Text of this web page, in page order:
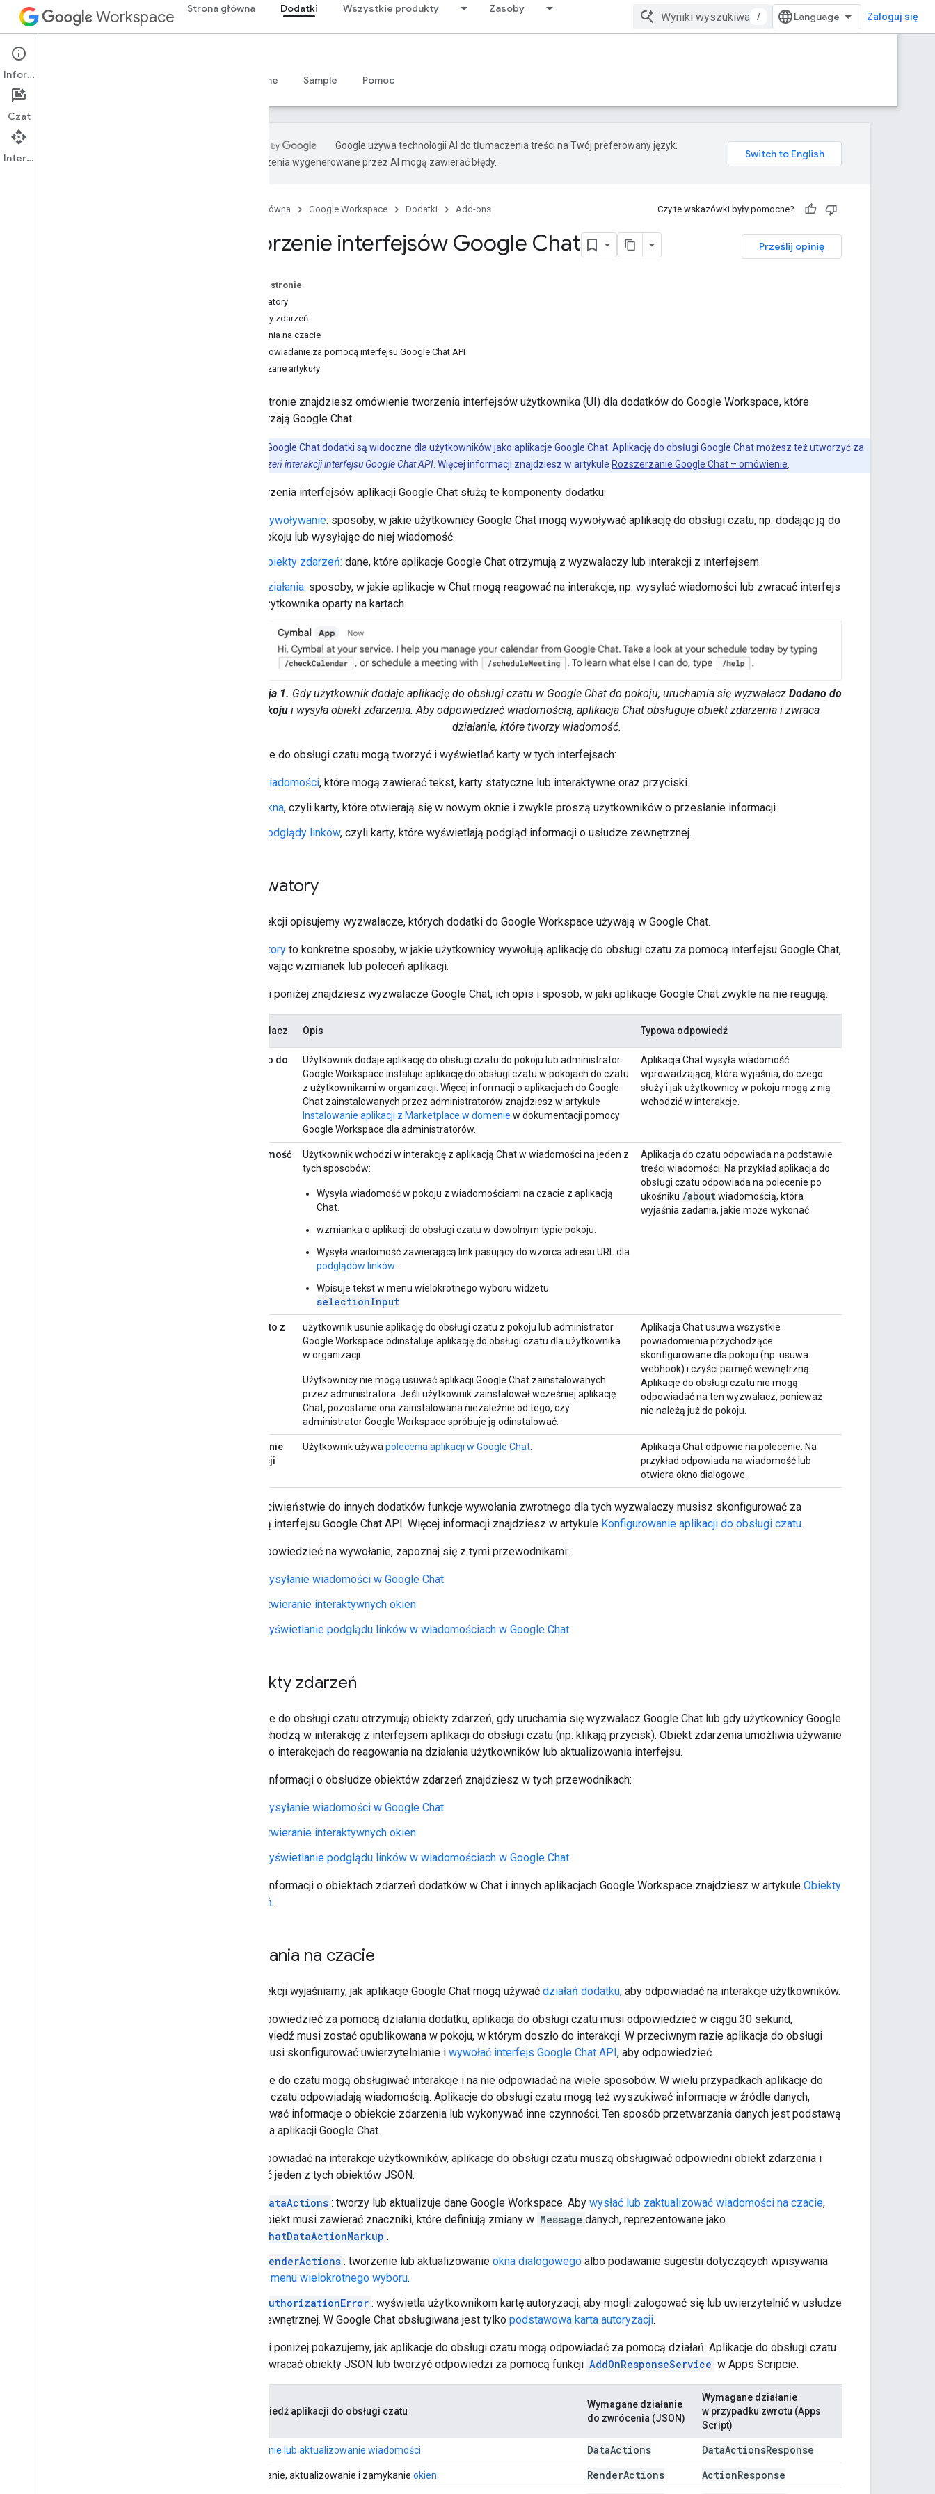
Workspace Strona główna Dodatki Wszystkie produkty Zasoby
/ Zaloguj się
Add-ons
Przegląd Materiały referencyjne Sample Pomoc
Google używa technologii AI do tłumaczenia treści na Twój preferowany język.
Tłumaczenia wygenerowane przez AI mogą zawierać błędy.
Strona główna Google Workspace Dodatki Add-ons Czy te wskazówki były pomocne?
Prześlij opinię
Tworzenie interfejsów Google Chat
Na tej stronie
Aktywatory
Obiekty zdarzeń
Działania na czacie
Odpowiadanie za pomocą interfejsu Google Chat API
Powiązane artykuły
Na tej stronie znajdziesz omówienie tworzenia interfejsów użytkownika (UI) dla dodatków do Google Workspace, które
rozszerzają Google Chat.
w Google Chat dodatki są widoczne dla użytkowników jako aplikacje Google Chat. Aplikację do obsługi Google Chat możesz też utworzyć za
wydarzeń interakcji interfejsu Google Chat API . Więcej informacji znajdziesz w artykule Rozszerzanie Google Chat – omówienie
Do tworzenia interfejsów aplikacji Google Chat służą te komponenty dodatku:
Wywoływanie: sposoby, w jakie użytkownicy Google Chat mogą wywoływać aplikację do obsługi czatu, np. dodając ją do
pokoju lub wysyłając do niej wiadomość.
Obiekty zdarzeń: dane, które aplikacje Google Chat otrzymują z wyzwalaczy lub interakcji z interfejsem.
Działania: sposoby, w jakie aplikacje w Chat mogą reagować na interakcje, np. wysyłać wiadomości lub zwracać interfejs
użytkownika oparty na kartach.
Ilustracja 1. Gdy użytkownik dodaje aplikację do obsługi czatu w Google Chat do pokoju, uruchamia się wyzwalacz Dodano do
pokojui wysyła obiekt zdarzenia. Aby odpowiedzieć wiadomością, aplikacja Chat obsługuje obiekt zdarzenia i zwraca
działanie, które tworzy wiadomość.
Aplikacje do obsługi czatu mogą tworzyć i wyświetlać karty w tych interfejsach:
Wiadomości, które mogą zawierać tekst, karty statyczne lub interaktywne oraz przyciski.
Okna, czyli karty, które otwierają się w nowym oknie i zwykle proszą użytkowników o przesłanie informacji.
Podglądy linków, czyli karty, które wyświetlają podgląd informacji o usłudze zewnętrznej.
Aktywatory
W tej sekcji opisujemy wyzwalacze, których dodatki do Google Workspace używają w Google Chat.
Aktywatory to konkretne sposoby, w jakie użytkownicy wywołują aplikację do obsługi czatu za pomocą interfejsu Google Chat,
np. używając wzmianek lub poleceń aplikacji.
W tabeli poniżej znajdziesz wyzwalacze Google Chat, ich opis i sposób, w jaki aplikacje Google Chat zwykle na nie reagują:
Wyzwalacz Opis Typowa odpowiedź
Dodano do
Użytkownik dodaje aplikację do obsługi czatu do pokoju lub administrator
Google Workspace instaluje aplikację do obsługi czatu w pokojach do czatu
z użytkownikami w organizacji. Więcej informacji o aplikacjach do Google
Chat zainstalowanych przez administratorów znajdziesz w artykule
Instalowanie aplikacji z Marketplace w domenie w dokumentacji pomocy
Google Workspace dla administratorów.
Aplikacja Chat wysyła wiadomość
wprowadzającą, która wyjaśnia, do czego
służy i jak użytkownicy w pokoju mogą z nią
wchodzić w interakcje.
Wiadomość
Użytkownik wchodzi w interakcję z aplikacją Chat w wiadomości na jeden z
tych sposobów:
Wysyła wiadomość w pokoju z wiadomościami na czacie z aplikacją
Chat.
wzmianka o aplikacji do obsługi czatu w dowolnym typie pokoju.
Wysyła wiadomość zawierającą link pasujący do wzorca adresu URL dla
podglądów linków
Wpisuje tekst w menu wielokrotnego wyboru widżetu
selectionInput
Aplikacja do czatu odpowiada na podstawie
treści wiadomości. Na przykład aplikacja do
obsługi czatu odpowiada na polecenie po
ukośniku /aboutwiadomością, która
wyjaśnia zadania, jakie może wykonać.
Usunięto z
użytkownik usunie aplikację do obsługi czatu z pokoju lub administrator
Google Workspace odinstaluje aplikację do obsługi czatu dla użytkownika
w organizacji.
Użytkownicy nie mogą usuwać aplikacji Google Chat zainstalowanych
przez administratora. Jeśli użytkownik zainstalował wcześniej aplikację
Chat, pozostanie ona zainstalowana niezależnie od tego, czy
administrator Google Workspace spróbuje ją odinstalować.
Aplikacja Chat usuwa wszystkie
powiadomienia przychodzące
skonfigurowane dla pokoju (np. usuwa
webhook) i czyści pamięć wewnętrzną.
Aplikacje do obsługi czatu nie mogą
odpowiadać na ten wyzwalacz, ponieważ
nie należą już do pokoju.
Polecenie
aplikacji
Użytkownik używa polecenia aplikacji w Google Chat
Aplikacja Chat odpowie na polecenie. Na
przykład odpowiada na wiadomość lub
otwiera okno dialogowe.
W przeciwieństwie do innych dodatków funkcje wywołania zwrotnego dla tych wyzwalaczy musisz skonfigurować za
pomocą interfejsu Google Chat API. Więcej informacji znajdziesz w artykule Konfigurowanie aplikacji do obsługi czatu.
Aby odpowiedzieć na wywołanie, zapoznaj się z tymi przewodnikami:
Wysyłanie wiadomości w Google Chat
Otwieranie interaktywnych okien
Wyświetlanie podglądu linków w wiadomościach w Google Chat
Obiekty zdarzeń
Aplikacje do obsługi czatu otrzymują obiekty zdarzeń, gdy uruchamia się wyzwalacz Google Chat lub gdy użytkownicy Google
Chat wchodzą w interakcję z interfejsem aplikacji do obsługi czatu (np. klikają przycisk). Obiekt zdarzenia umożliwia używanie
danych o interakcjach do reagowania na działania użytkowników lub aktualizowania interfejsu.
Więcej informacji o obsłudze obiektów zdarzeń znajdziesz w tych przewodnikach:
Wysyłanie wiadomości w Google Chat
Otwieranie interaktywnych okien
Wyświetlanie podglądu linków w wiadomościach w Google Chat
Więcej informacji o obiektach zdarzeń dodatków w Chat i innych aplikacjach Google Workspace znajdziesz w artykule Obiekty
zdarzeń.
Działania na czacie
W tej sekcji wyjaśniamy, jak aplikacje Google Chat mogą używać działań dodatku, aby odpowiadać na interakcje użytkowników.
Aby odpowiedzieć za pomocą działania dodatku, aplikacja do obsługi czatu musi odpowiedzieć w ciągu 30 sekund,
a odpowiedź musi zostać opublikowana w pokoju, w którym doszło do interakcji. W przeciwnym razie aplikacja do obsługi
czatu musi skonfigurować uwierzytelnianie i wywołać interfejs Google Chat API, aby odpowiedzieć.
Aplikacje do czatu mogą obsługiwać interakcje i na nie odpowiadać na wiele sposobów. W wielu przypadkach aplikacje do
obsługi czatu odpowiadają wiadomością. Aplikacje do obsługi czatu mogą też wyszukiwać informacje w źródle danych,
rejestrować informacje o obiekcie zdarzenia lub wykonywać inne czynności. Ten sposób przetwarzania danych jest podstawą
działania aplikacji Google Chat.
Aby odpowiadać na interakcje użytkowników, aplikacje do obsługi czatu muszą obsługiwać odpowiedni obiekt zdarzenia i
zwracać jeden z tych obiektów JSON:
DataActions : tworzy lub aktualizuje dane Google Workspace. Aby wysłać lub zaktualizować wiadomości na czacie,
obiekt musi zawierać znaczniki, które definiują zmiany w Message danych, reprezentowane jako
chatDataActionMarkup .
RenderActions : tworzenie lub aktualizowanie okna dialogowego albo podawanie sugestii dotyczących wpisywania
menu wielokrotnego wyboru.
AuthorizationError : wyświetla użytkownikom kartę autoryzacji, aby mogli zalogować się lub uwierzytelnić w usłudze
zewnętrznej. W Google Chat obsługiwana jest tylko podstawowa karta autoryzacji.
W tabeli poniżej pokazujemy, jak aplikacje do obsługi czatu mogą odpowiadać za pomocą działań. Aplikacje do obsługi czatu
mogą zwracać obiekty JSON lub tworzyć odpowiedzi za pomocą funkcji AddOnResponseService w Apps Scripcie.
Odpowiedź aplikacji do obsługi czatu
Wymagane działanie
do zwrócenia (JSON)
Wymagane działanie
w przypadku zwrotu (Apps
Script)
Wysyłanie lub aktualizowanie wiadomości DataActions DataActionsResponse
Otwieranie, aktualizowanie i zamykanie okien RenderActions ActionResponse
Informacje
Czat
Interfejs API